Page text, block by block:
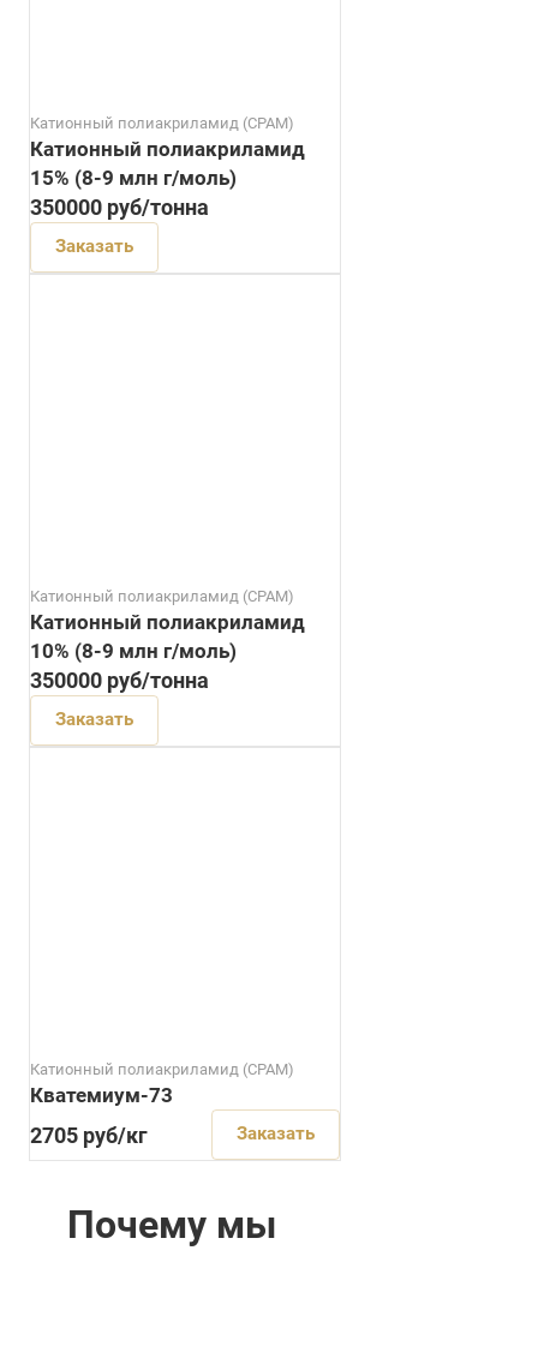
Катионный полиакриламид (CPAM)
Катионный полиакриламид
15% (8-9 млн г/моль)
350000 руб/тонна
Заказать
Катионный полиакриламид (CPAM)
Катионный полиакриламид
10% (8-9 млн г/моль)
350000 руб/тонна
Заказать
Катионный полиакриламид (CPAM)
Кватемиум-73
2705 руб/кг Заказать
Почему мы